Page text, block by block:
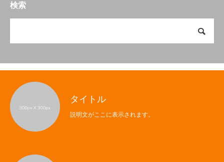
検索
タイトル
説明文がここに表示されます。